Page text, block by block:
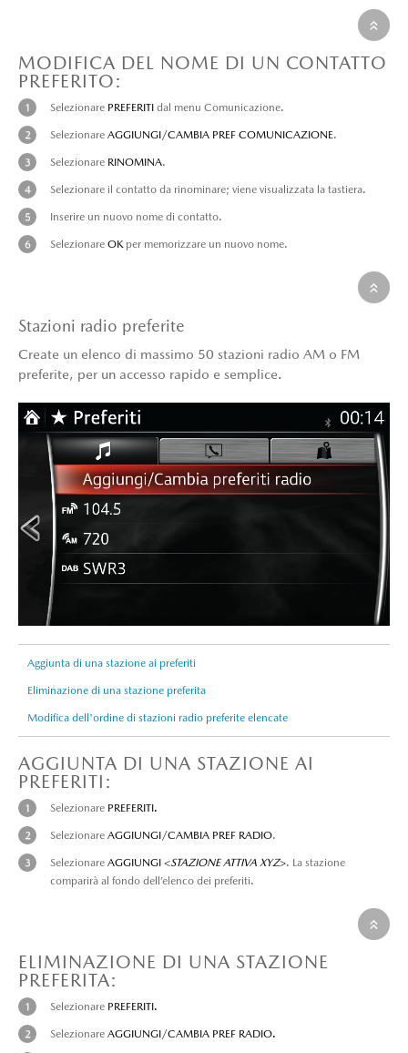
MODIFICA DEL NOME DI UN CONTATTO
PREFERITO:
Selezionare PREFERITI dal menu Comunicazione.
Selezionare AGGIUNGI/CAMBIA PREF COMUNICAZIONE.
Selezionare RINOMINA.
Selezionare il contatto da rinominare; viene visualizzata la tastiera.
Inserire un nuovo nome di contatto.
Selezionare OK per memorizzare un nuovo nome.
Stazioni radio preferite
Create un elenco di massimo 50 stazioni radio AM o FM
preferite, per un accesso rapido e semplice.
Aggiunta di una stazione ai preferiti
Eliminazione di una stazione preferita
Modifica dell'ordine di stazioni radio preferite elencate
AGGIUNTA DI UNA STAZIONE AI
PREFERITI:
Selezionare PREFERITI.
Selezionare AGGIUNGI/CAMBIA PREF RADIO.
Selezionare AGGIUNGI <STAZIONE ATTIVA XYZ>. La stazione
comparirà al fondo dell’elenco dei preferiti.
ELIMINAZIONE DI UNA STAZIONE
PREFERITA:
Selezionare PREFERITI.
Selezionare AGGIUNGI/CAMBIA PREF RADIO.